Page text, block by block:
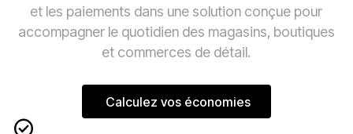
et les paiements dans une solution conçue pour
accompagner le quotidien des magasins, boutiques
et commerces de détail.
Calculez vos économies
Calculez vos économies